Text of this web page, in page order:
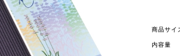
商品サイ
内容量